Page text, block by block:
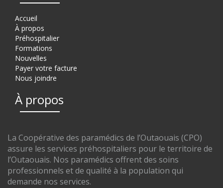
Accueil
À propos
Préhospitalier
Formations
Nouvelles
Payer votre facture
Nous joindre
À propos
La Coopérative des paramédics de l’Outaouais (CPO)
assure les services préhospitaliers pour le territoire de
l’Outaouais. Nos paramédics offrent des soins
professionnels et de qualité à la population qui
demande nos services.